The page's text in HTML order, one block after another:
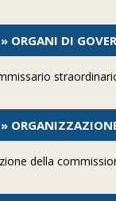
ORGANI DI
della